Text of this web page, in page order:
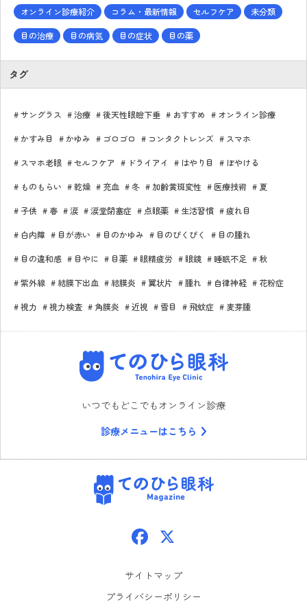
オンライン診療紹介 コラム・最新情報 セルフケア 未分類
目の治療 目の病気 目の症状 目の薬
タグ
サングラス 治療 後天性眼瞼下垂 おすすめ オンライン診療
かすみ目 かゆみ ゴロゴロ コンタクトレンズ スマホ
スマホ老眼 セルフケア ドライアイ はやり目 ぼやける
ものもらい 乾燥 充血 冬 加齢黄斑変性 医療技術 夏
子供 春 涙 涙堂閉塞症 点眼薬 生活習慣 疲れ目
白内障 目が赤い 目のかゆみ 目のぴくぴく 目の腫れ
目の違和感 目やに 目薬 眼精疲労 眼鏡 睡眠不足 秋
紫外線 結膜下出血 結膜炎 翼状片 腫れ 自律神経 花粉症
視力 視力検査 角膜炎 近視 雪目 飛蚊症 麦芽腫
てのひら眼科
いつでもどこでもオンライン診療
診療メニューはこちら
てのひら眼科
Facebook
サイトマップ
プライバシーポリシー